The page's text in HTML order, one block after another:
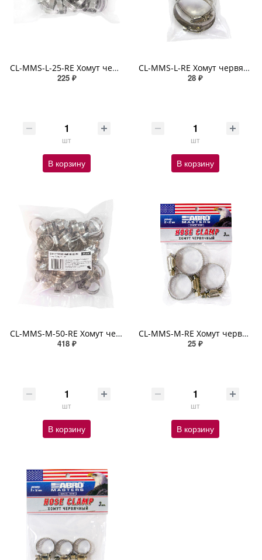
CL-MMS-L-25-RE Хомут червячный 33-57 мм (набор 25 шт.) ABRO MASTERS
225 ₽
шт
В корзину
CL-MMS-L-RE Хомут червячный 33-57 мм (набор 3 шт.) ABRO MASTERS
28 ₽
шт
В корзину
CL-MMS-M-50-RE Хомут червячный 18-32 мм (набор 50 шт.) ABRO MASTERS
418 ₽
шт
В корзину
CL-MMS-M-RE Хомут червячный 18-32 мм (набор 3 шт.) ABRO MASTERS
25 ₽
шт
В корзину